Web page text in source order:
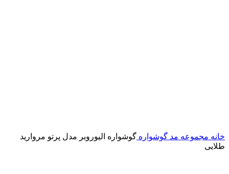
خانه مجموعه مد گوشواره گوشواره الیوروبر مدل پرتو مروارید
طلایی